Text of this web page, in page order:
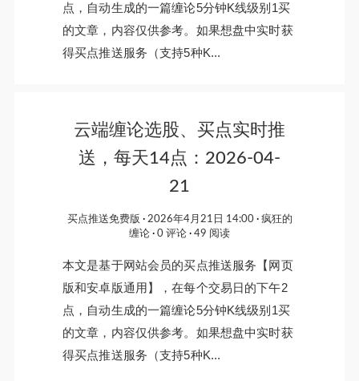
点，自动生成的一篇缠论5分钟K线级别1买
的文章，内容仅供参考。如果想盘中实时获
得买点推送服务（支持5种K...
云端缠论选股、买点实时推
送，每天14点：2026-04-
21
买点推送免费版 2026年4月21日 14:00
疯狂的
缠论
0 评论 49 阅读
本文是基于网站会员的买点推送服务【网页
版和安卓版通用】，在每个交易日的下午2
点，自动生成的一篇缠论5分钟K线级别1买
的文章，内容仅供参考。如果想盘中实时获
得买点推送服务（支持5种K...